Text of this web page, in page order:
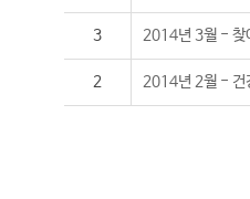
3 2014년 3월 - 찾
2 2014년 2월 - 건